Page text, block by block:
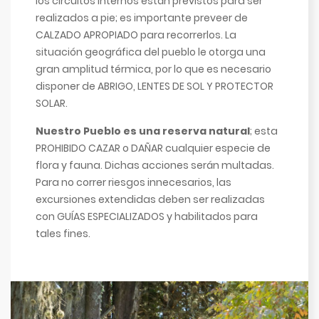
realizados a pie; es importante preveer de
CALZADO APROPIADO para recorrerlos. La
situación geográfica del pueblo le otorga una
gran amplitud térmica, por lo que es necesario
disponer de ABRIGO, LENTES DE SOL Y PROTECTOR
SOLAR.
Nuestro Pueblo es una reserva natural; esta
PROHIBIDO CAZAR o DAÑAR cualquier especie de
flora y fauna. Dichas acciones serán multadas.
Para no correr riesgos innecesarios, las
excursiones extendidas deben ser realizadas
con GUÍAS ESPECIALIZADOS y habilitados para
tales fines.